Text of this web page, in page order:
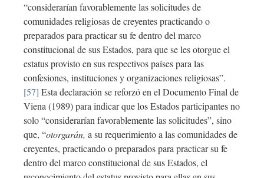
“considerarían favorablemente las solicitudes de
comunidades religiosas de creyentes practicando o
preparados para practicar su fe dentro del marco
constitucional de sus Estados, para que se les otorgue el
estatus provisto en sus respectivos países para las
confesiones, instituciones y organizaciones religiosas”.
[57] Esta declaración se reforzó en el Documento Final de
Viena (1989) para indicar que los Estados participantes no
solo “considerarían favorablemente las solicitudes”, sino
que, “otorgarán, a su requerimiento a las comunidades de
creyentes, practicando o preparados para practicar su fe
dentro del marco constitucional de sus Estados, el